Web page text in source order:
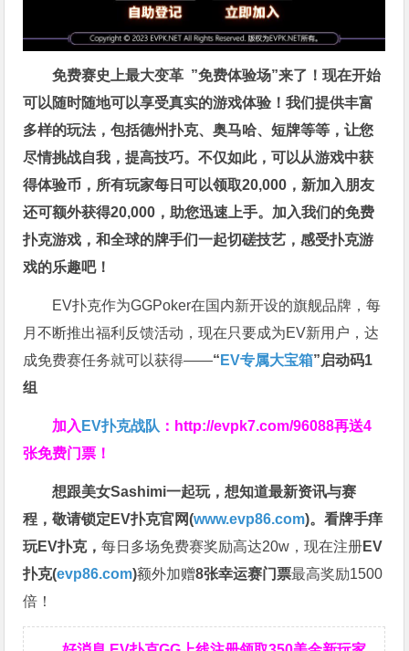
免费赛史上最大变革 ”免费体验场”来了！现在开始
可以随时随地可以享受真实的游戏体验！我们提供丰富
多样的玩法，包括德州扑克、奥马哈、短牌等等，让您
尽情挑战自我，提高技巧。不仅如此，可以从游戏中获
得体验币，所有玩家每日可以领取20,000，新加入朋友
还可额外获得20,000，助您迅速上手。 加入我们的免费
扑克游戏，和全球的牌手们一起切磋技艺，感受扑克游
戏的乐趣吧！
EV扑克作为GGPoker在国内新开设的旗舰品牌，每
月不断推出福利反馈活动，现在只要成为EV新用户，达
成免费赛任务就可以获得——“ EV专属大宝箱”启动码1
组
加入 EV扑克战队 ： http://evpk7.com/96088再送4
张免费门票！
想跟美女Sashimi一起玩，想知道最新资讯与赛
程，敬请锁定EV扑克官网(www.evp86.com)。看牌手痒
玩EV扑克，每日多场免费赛奖励高达20w，现在注册EV
扑克(evp86.com)额外加赠8张幸运赛门票最高奖励1500
倍！